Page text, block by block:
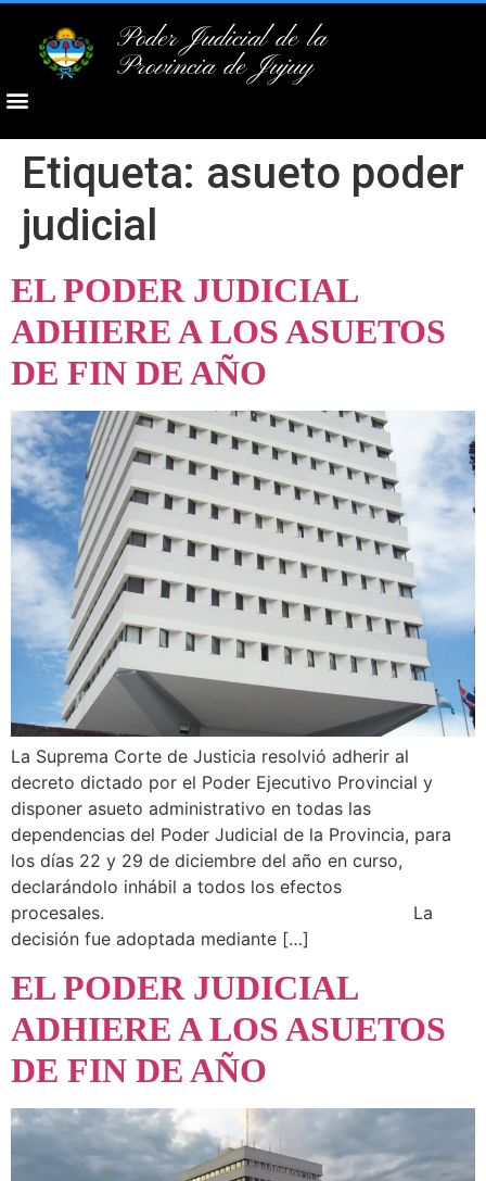
Poder Judicial de la
Provincia de Jujuy
Etiqueta: asueto poder
judicial
EL PODER JUDICIAL
ADHIERE A LOS ASUETOS
DE FIN DE AÑO
La Suprema Corte de Justicia resolvió adherir al
decreto dictado por el Poder Ejecutivo Provincial y
disponer asueto administrativo en todas las
dependencias del Poder Judicial de la Provincia, para
los días 22 y 29 de diciembre del año en curso,
declarándolo inhábil a todos los efectos
procesales. La
decisión fue adoptada mediante […]
EL PODER JUDICIAL
ADHIERE A LOS ASUETOS
DE FIN DE AÑO